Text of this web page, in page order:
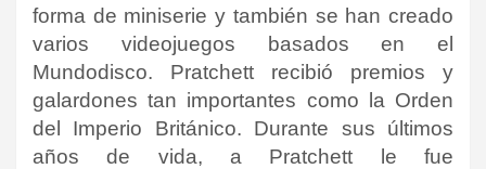
forma de miniserie y también se han creado
varios videojuegos basados en el
Mundodisco. Pratchett recibió premios y
galardones tan importantes como la Orden
del Imperio Británico. Durante sus últimos
años de vida, a Pratchett le fue